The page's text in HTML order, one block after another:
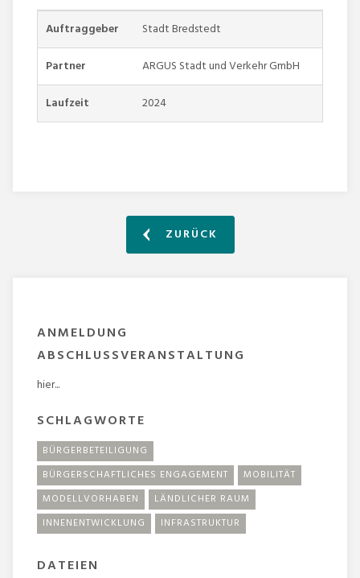
Auftraggeber
Stadt Bredstedt
Partner
ARGUS Stadt und Verkehr GmbH
Laufzeit
2024
ZURÜCK
ANMELDUNG
ABSCHLUSSVERANSTALTUNG
hier...
SCHLAGWORTE
BÜRGERBETEILIGUNG
BÜRGERSCHAFTLICHES ENGAGEMENT
MOBILITÄT
MODELLVORHABEN
LÄNDLICHER RAUM
INNENENTWICKLUNG
INFRASTRUKTUR
DATEIEN